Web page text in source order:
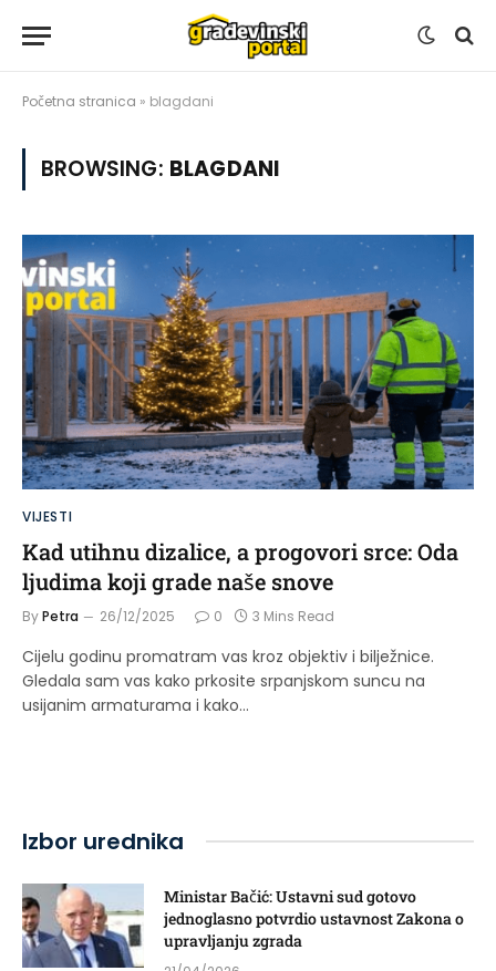
Početna stranica » blagdani
BROWSING: BLAGDANI
VIJESTI
Kad utihnu dizalice, a progovori srce: Oda
ljudima koji grade naše snove
ByPetra 26/12/2025 0 3 Mins Read
Cijelu godinu promatram vas kroz objektiv i bilježnice.
Gledala sam vas kako prkosite srpanjskom suncu na
usijanim armaturama i kako…
Izbor urednika
Ministar Bačić: Ustavni sud gotovo
jednoglasno potvrdio ustavnost Zakona o
upravljanju zgrada